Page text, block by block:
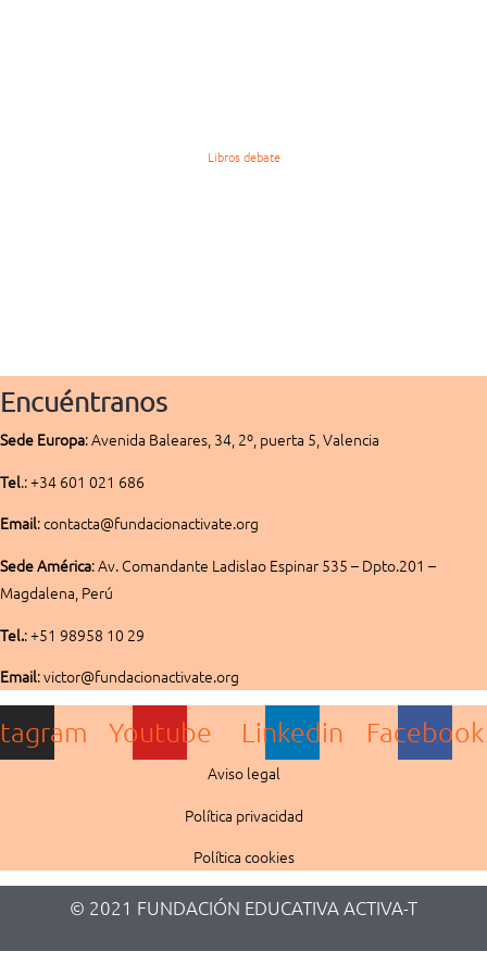
Libros debate
Encuéntranos
Sede Europa:Avenida Baleares, 34, 2º, puerta 5, Valencia
Tel.: +34 601 021 686
Email: contacta@fundacionactivate.org
Sede América:Av. Comandante Ladislao Espinar 535 – Dpto.201 –
Magdalena, Perú
Tel.: +51 98958 10 29
Email: victor@fundacionactivate.org
Youtube Linkedin Facebook
Aviso legal
Política privacidad
Política cookies
© 2021 FUNDACIÓN EDUCATIVA ACTIVA-T​